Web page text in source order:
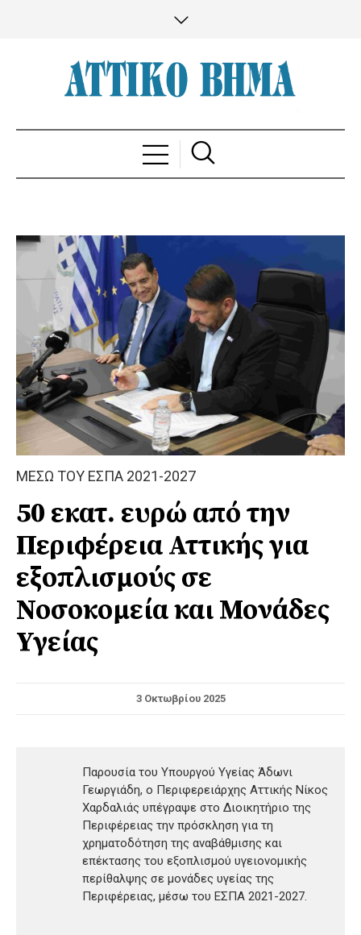
ΜΕΣΩ ΤΟΥ ΕΣΠΑ 2021-2027
50 εκατ. ευρώ από την
Περιφέρεια Αττικής για
εξοπλισμούς σε
Νοσοκομεία και Μονάδες
Υγείας
3 Οκτωβρίου 2025
Παρουσία του Υπουργού Υγείας Άδωνι
Γεωργιάδη, ο Περιφερειάρχης Αττικής Νίκος
Χαρδαλιάς υπέγραψε στο Διοικητήριο της
Περιφέρειας την πρόσκληση για τη
χρηματοδότηση της αναβάθμισης και
επέκτασης του εξοπλισμού υγειονομικής
περίθαλψης σε μονάδες υγείας της
Περιφέρειας, μέσω του ΕΣΠΑ 2021-2027.